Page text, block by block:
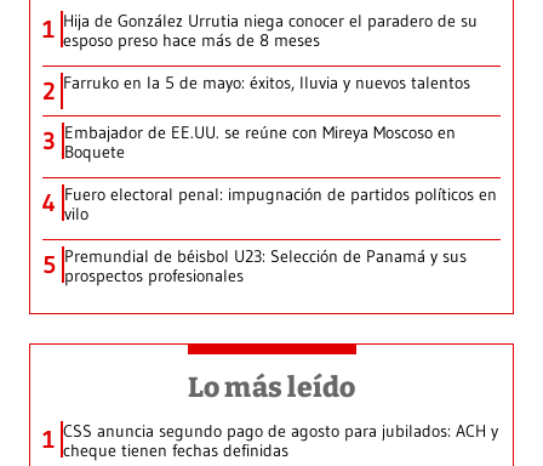
1 Hija de González Urrutia niega conocer el paradero de su
esposo preso hace más de 8 meses
2 Farruko en la 5 de mayo: éxitos, lluvia y nuevos talentos
3 Embajador de EE.UU. se reúne con Mireya Moscoso en
Boquete
4 Fuero electoral penal: impugnación de partidos políticos en
vilo
5 Premundial de béisbol U23: Selección de Panamá y sus
prospectos profesionales
Lo más leído
1 CSS anuncia segundo pago de agosto para jubilados: ACH y
cheque tienen fechas definidas